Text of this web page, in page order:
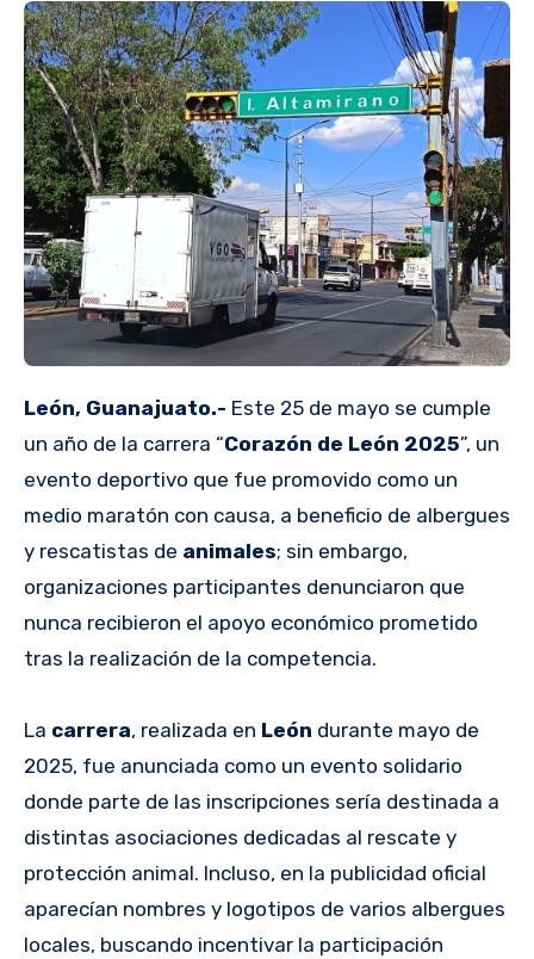
León, Guanajuato.- Este 25 de mayo se cumple
un año de la carrera “Corazón de León 2025”, un
evento deportivo que fue promovido como un
medio maratón con causa, a beneficio de albergues
y rescatistas de animales; sin embargo,
organizaciones participantes denunciaron que
nunca recibieron el apoyo económico prometido
tras la realización de la competencia.
La carrera, realizada en León durante mayo de
2025, fue anunciada como un evento solidario
donde parte de las inscripciones sería destinada a
distintas asociaciones dedicadas al rescate y
protección animal. Incluso, en la publicidad oficial
aparecían nombres y logotipos de varios albergues
locales, buscando incentivar la participación